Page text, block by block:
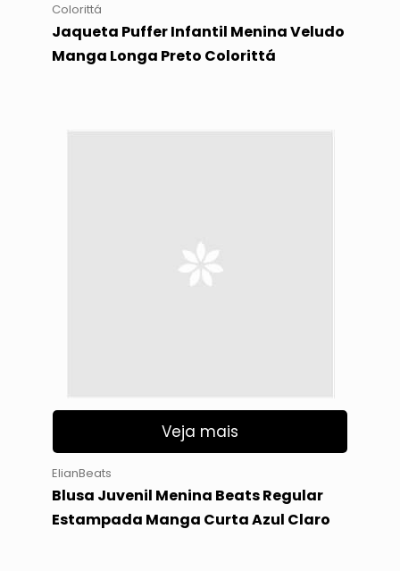
Colorittá
Jaqueta Puffer Infantil Menina Veludo
Manga Longa Preto Colorittá
Veja mais
ElianBeats
Blusa Juvenil Menina Beats Regular
Estampada Manga Curta Azul Claro